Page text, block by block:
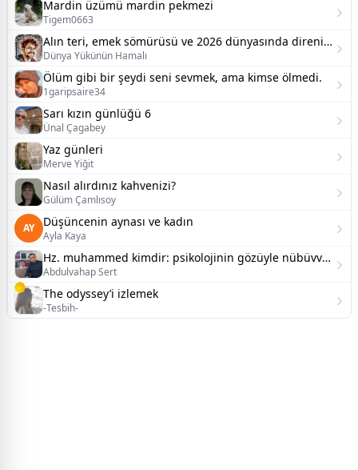
Mardin üzümü mardin pekmezi
Tigem0663
Alın teri, emek sömürüsü ve 2026 dünyasında direnişin imkânı
Dünya Yükünün Hamalı
Ölüm gibi bir şeydi seni sevmek, ama kimse ölmedi.
1garipsaire34
Sarı kızın günlüğü 6
Ünal Çagabey
Yaz günleri
Merve Yiğit
Nasıl alırdınız kahvenizi?
Gülüm Çamlısoy
AY Düşüncenin aynası ve kadın
Ayla Kaya
Hz. muhammed kimdir: psikolojinin gözüyle nübüvveti yeniden düşünmek.
Abdulvahap Sert
The odyssey’i izlemek
-Tesbih-